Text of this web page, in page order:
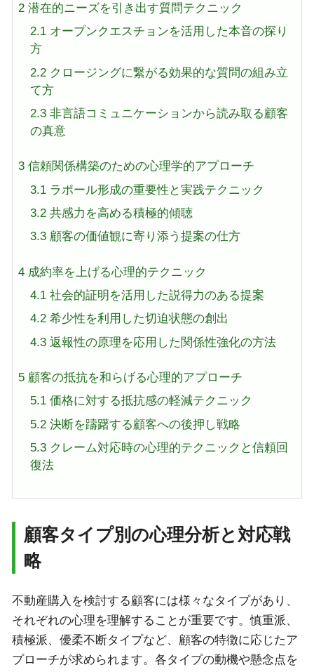
2 潜在的ニーズを引き出す質問テクニック
2.1オープンクエスチョンを活用した本音の探り
方
2.2クロージングに繋がる効果的な質問の組み立
て方
2.3非言語コミュニケーションから読み取る顧客
の真意
3 信頼関係構築のための心理学的アプローチ
3.1ラポール形成の重要性と実践テクニック
3.2共感力を高める積極的傾聴
3.3顧客の価値観に寄り添う提案の仕方
4 成約率を上げる心理的テクニック
4.1社会的証明を活用した説得力のある提案
4.2希少性を利用した切迫状態の創出
4.3返報性の原理を応用した関係性強化の方法
5 顧客の抵抗を和らげる心理的アプローチ
5.1価格に対する抵抗感の軽減テクニック
5.2決断を躊躇する顧客への後押し戦略
5.3クレーム対応時の心理的テクニックと信頼回
復法
顧客タイプ別の心理分析と対応戦
略
不動産購入を検討する顧客には様々なタイプがあり、
それぞれの心理を理解することが重要です。慎重派、
積極派、優柔不断タイプなど、顧客の特徴に応じたア
プローチが求められます。各タイプの動機や懸念点を